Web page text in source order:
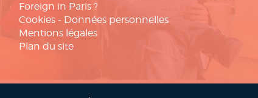
Foreign in Paris ?
Cookies - Données personnelles
Mentions légales
Plan du site